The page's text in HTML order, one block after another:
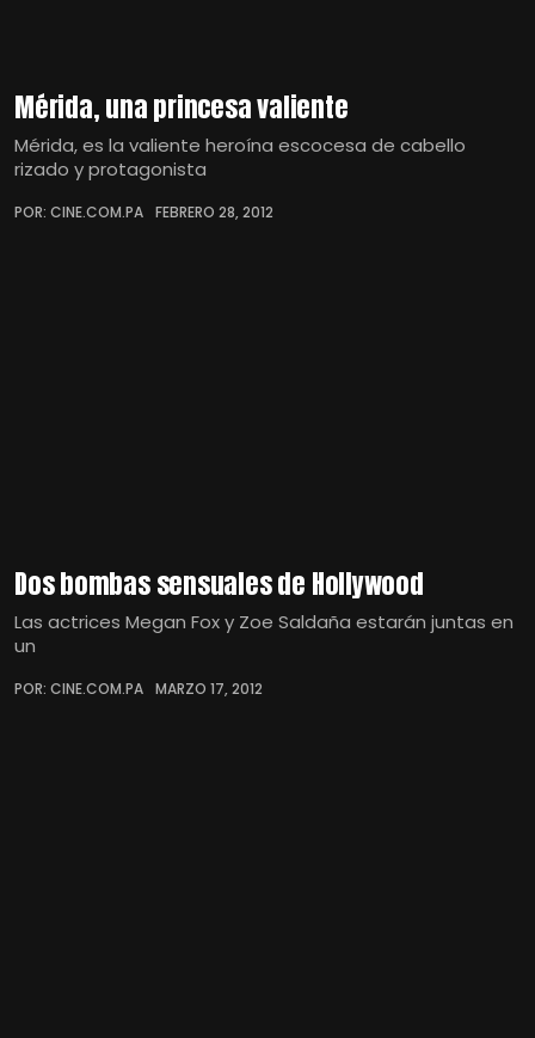
Mérida, una princesa valiente
Mérida, es la valiente heroína escocesa de cabello
rizado y protagonista
POR: CINE.COM.PA FEBRERO 28, 2012
Dos bombas sensuales de Hollywood
Las actrices Megan Fox y Zoe Saldaña estarán juntas en
un
POR: CINE.COM.PA MARZO 17, 2012